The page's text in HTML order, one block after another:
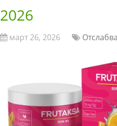
2026
март 26, 2026